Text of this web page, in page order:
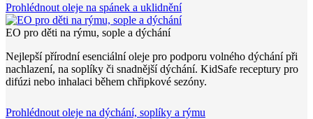
Prohlédnout oleje na spánek a uklidnění
EO pro děti na rýmu, sople a dýchání
Nejlepší přírodní esenciální oleje pro podporu volného dýchání při
nachlazení, na soplíky či snadnější dýchání. KidSafe receptury pro
difúzi nebo inhalaci během chřipkové sezóny.
Prohlédnout oleje na dýchání, soplíky a rýmu